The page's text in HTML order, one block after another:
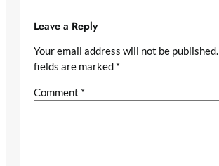
Leave a Reply
Your email address will not be published.
fields are marked *
Comment *